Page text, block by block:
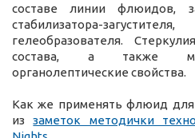
составе линии флюидов,
стабилизатора-
гелеобразователя.
состава, а также
органолептические свойства.
Как же применять флюид
иззаметок методички